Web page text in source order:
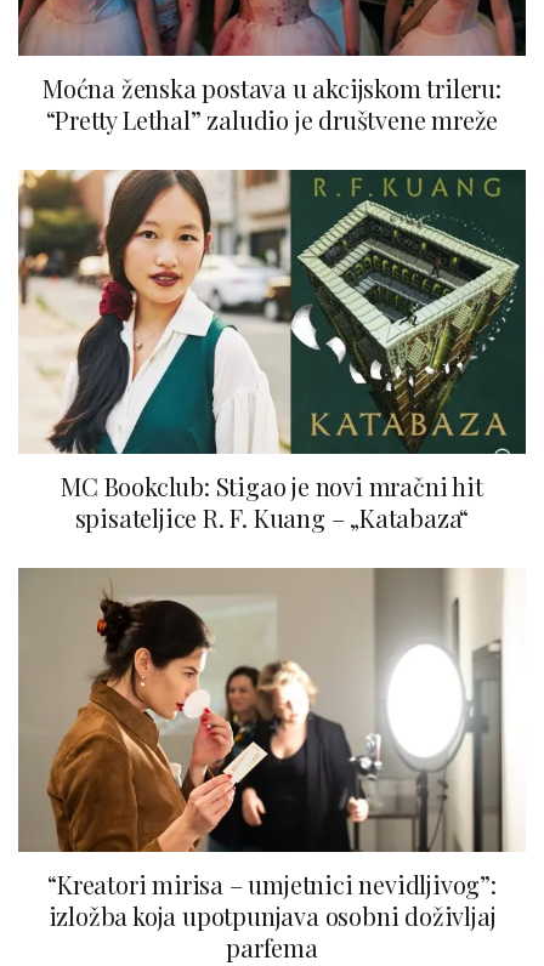
Moćna ženska postava u akcijskom trileru:
“Pretty Lethal” zaludio je društvene mreže
MC Bookclub: Stigao je novi mračni hit
spisateljice R. F. Kuang – „Katabaza“
“Kreatori mirisa – umjetnici nevidljivog”:
izložba koja upotpunjava osobni doživljaj
parfema